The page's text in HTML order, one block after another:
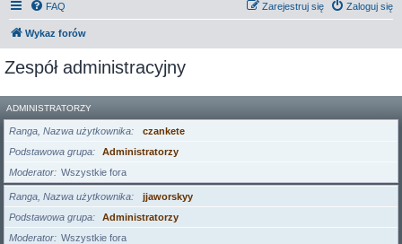
FAQ Zaloguj się
Zarejestruj się
Wykaz forów
Zespół administracyjny
ADMINISTRATORZY
Ranga, Nazwa użytkownika
czankete
Podstawowa grupa
Administratorzy
Moderator
Wszystkie fora
Ranga, Nazwa użytkownika
jjaworskyy
Podstawowa grupa
Administratorzy
Moderator
Wszystkie fora